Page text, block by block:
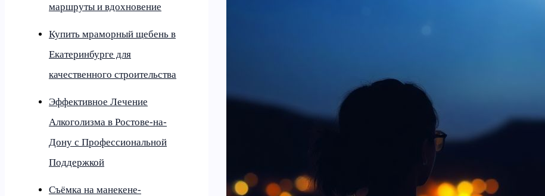
маршруты и вдохновение
Купить мраморный щебень в
Екатеринбурге для
качественного строительства
Эффективное Лечение
Алкоголизма в Ростове-на-
Дону с Профессиональной
Поддержкой
Съёмка на манекене-